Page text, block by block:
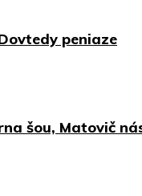
peniaze
šou, Matovič